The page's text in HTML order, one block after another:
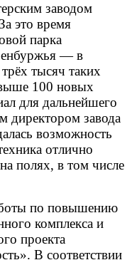
заводом
это время
парка
— в
тысяч таких
100 новых
для дальнейшего
директором завода
возможность
отлично
полях, в том числе
по повышению
комплекса и
проекта
В соответствии